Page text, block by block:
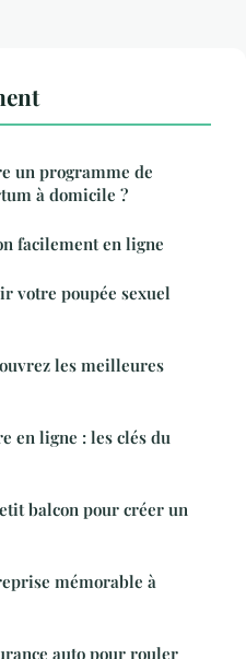
un programme de
à domicile ?
facilement en ligne
votre poupée sexuel
les meilleures
en ligne : les clés du
balcon pour créer un
mémorable à
auto pour rouler